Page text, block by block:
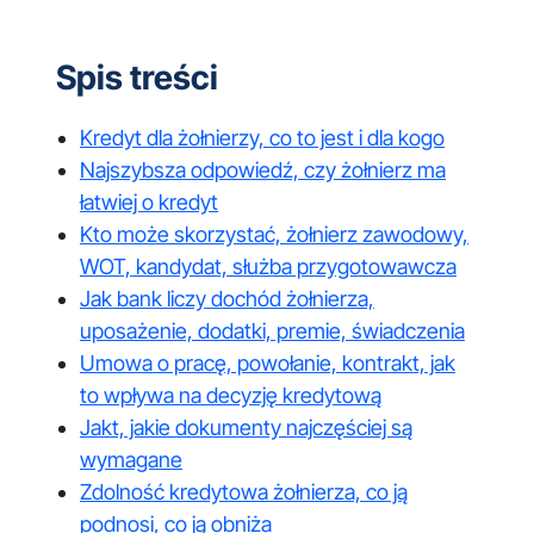
Spis treści
Kredyt dla żołnierzy, co to jest i dla kogo
Najszybsza odpowiedź, czy żołnierz ma
łatwiej o kredyt
Kto może skorzystać, żołnierz zawodowy,
WOT, kandydat, służba przygotowawcza
Jak bank liczy dochód żołnierza,
uposażenie, dodatki, premie, świadczenia
Umowa o pracę, powołanie, kontrakt, jak
to wpływa na decyzję kredytową
Jakt, jakie dokumenty najczęściej są
wymagane
Zdolność kredytowa żołnierza, co ją
podnosi, co ją obniża